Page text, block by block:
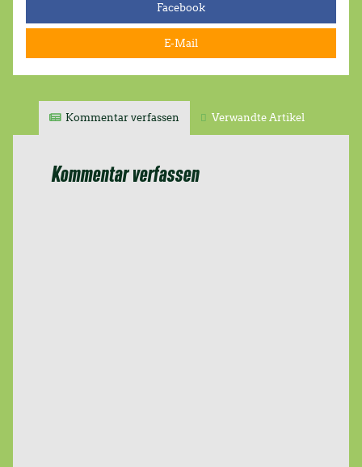
Facebook
E-Mail
Kommentar verfassen Verwandte Artikel
Kommentar verfassen